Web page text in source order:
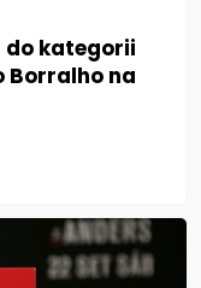
do kategorii
Borralho na